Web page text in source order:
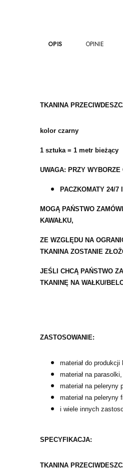
OPIS OPINIE
TKANINA
kolor czarny
1 sztuka = 1 metr bieżący
UWAGA: PRZY WYBORZE
PACZKOMATY 24/7
MOGĄ PAŃSTWO
KAWAŁKU,
ZE WZGLĘDU NA
TKANINA ZOSTANIE
JEŚLI CHCĄ PAŃSTWO
TKANINĘ NA WAŁKU/
ZASTOSOWANIE:
materiał do produkcji
materiał na parasolki,
materiał na peleryny
materiał na peleryny
i wiele innych
SPECYFIKACJA:
TKANINA